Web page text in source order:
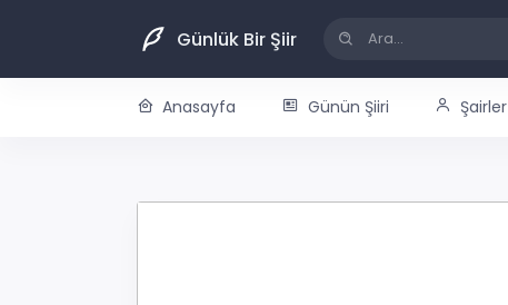
Günlük Bir Şiir
Anasayfa Günün Şiiri Şairler